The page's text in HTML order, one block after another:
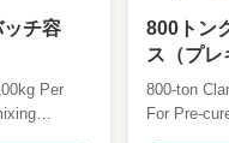
チ容
Per
800トン
ス（プ
800-ton
For Pre-